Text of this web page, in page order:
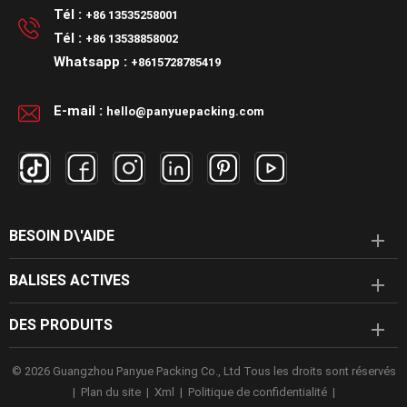
personnalisée
Tél : +86 13535258001
Tél : +86 13538858002
Whatsapp : +8615728785419
E-mail : hello@panyuepacking.com
BESOIN D\'AIDE
BALISES ACTIVES
DES PRODUITS
© 2026 Guangzhou Panyue Packing Co., Ltd Tous les droits sont réservés
| Plan du site | Xml | Politique de confidentialité |